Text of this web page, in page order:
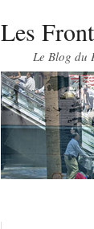
Les
Le Blog du